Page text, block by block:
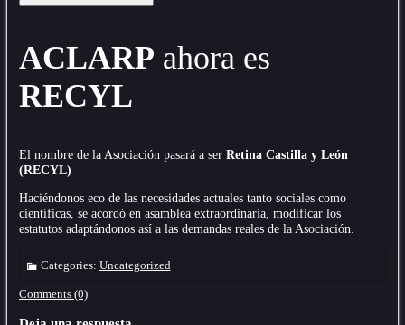
ACLARP ahora es
RECYL
El nombre de la Asociación pasará a ser Retina Castilla y León
(RECYL)
Haciéndonos eco de las necesidades actuales tanto sociales como
científicas, se acordó en asamblea extraordinaria, modificar los
estatutos adaptándonos así a las demandas reales de la Asociación.
Categories: Uncategorized
Comments (0)